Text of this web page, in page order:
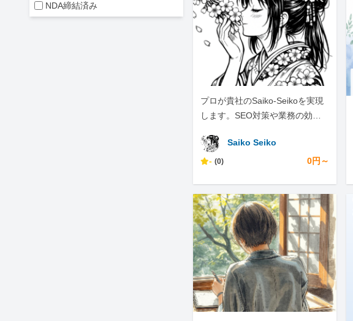
NDA締結済み
プロが貴社のSaiko-Seikoを実現
します。SEO対策や業務の効率
い。
Saiko Seiko
- (0) 0円～